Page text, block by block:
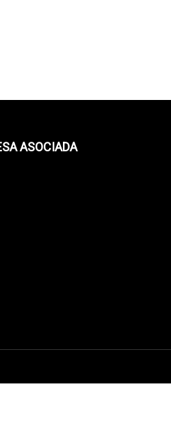
ASOCIADA